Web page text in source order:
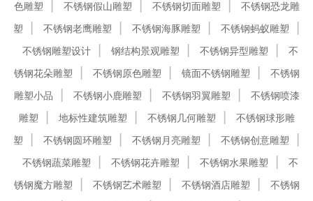
色雕塑
不锈钢假山雕塑 不锈钢切面雕塑
不锈钢恐龙雕
塑
不锈钢老鹰雕塑 不锈钢海豚雕塑
不锈钢蚂蚁雕塑
不锈钢雕塑设计
钢结构景观雕塑 不锈钢异型雕塑
不
锈钢花朵雕塑
不锈钢原色雕塑 镜面不锈钢雕塑
不锈钢
雕塑小品
不锈钢小鹿雕塑 不锈钢羽翼雕塑
不锈钢喷漆
雕塑
地标性建筑雕塑 不锈钢几何雕塑
不锈钢球形雕
塑
不锈钢圆环雕塑 不锈钢月亮雕塑
不锈钢创意雕塑
不锈钢蔬菜雕塑
不锈钢花卉雕塑 不锈钢水果雕塑
不
锈钢魔方雕塑
不锈钢艺术雕塑 不锈钢酒店雕塑
不锈钢